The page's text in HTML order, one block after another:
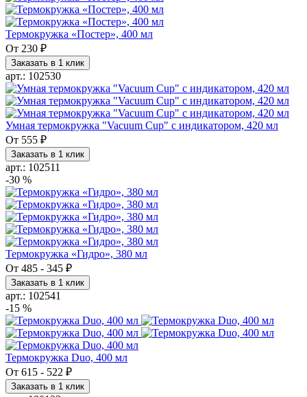
Термокружка «Постер», 400 мл
От 230 ₽
Заказать в 1 клик
арт.: 102530
Умная термокружка "Vacuum Cup" с индикатором, 420 мл
От 555 ₽
Заказать в 1 клик
арт.: 102511
-30 %
Термокружка «Гидро», 380 мл
От 485 - 345 ₽
Заказать в 1 клик
арт.: 102541
-15 %
Термокружка Duo, 400 мл
От 615 - 522 ₽
Заказать в 1 клик